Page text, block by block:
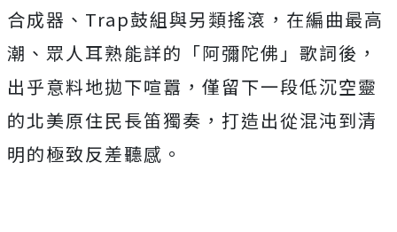
合成器、Trap鼓組與另類搖滾， 在編曲最高
潮、眾人耳熟能詳的「阿彌陀佛」歌詞後，
出乎意料地拋下喧囂，僅留下一段低沉空靈
的北美原住民長笛獨奏， 打造出從混沌到清
明的極致反差聽感。